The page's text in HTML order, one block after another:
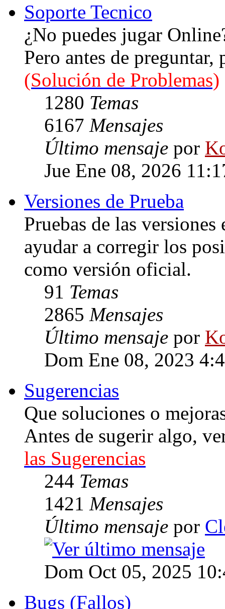
Soporte Tecnico
¿No puedes jugar
Pero antes de
(Solución de Problemas)
1280 Temas
6167 Mensajes
Último mensaje por
Jue Ene 08, 2026
Versiones de Prueba
Pruebas de las
ayudar a corregir los
como versión oficial.
91 Temas
2865 Mensajes
Último mensaje por
Dom Ene 08, 2023
Sugerencias
Que soluciones o
Antes de sugerir algo,
las Sugerencias
244 Temas
1421 Mensajes
Último mensaje por
Dom Oct 05, 2025
Bugs (Fallos)